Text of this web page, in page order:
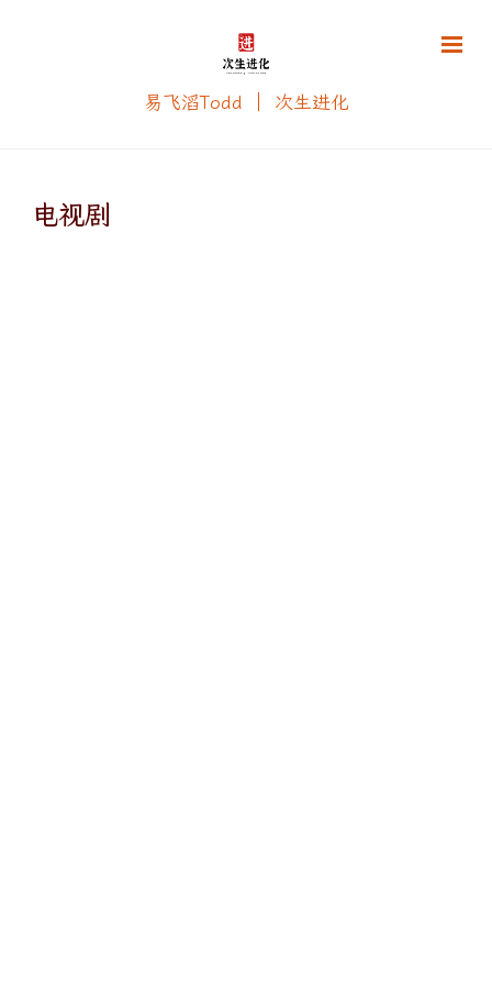
易飞滔Todd ｜ 次生进化
电视剧